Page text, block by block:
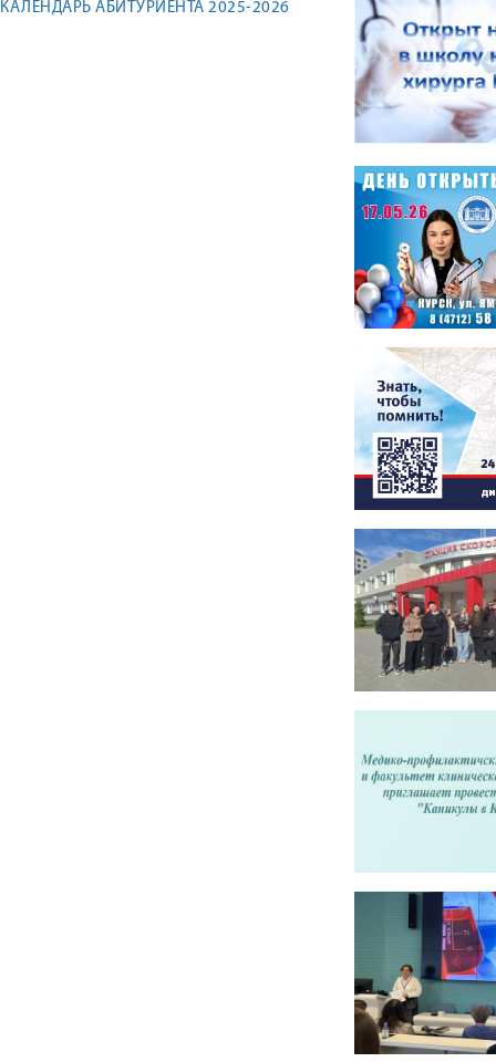
КАЛЕНДАРЬ АБИТУРИЕНТА 2025-2026